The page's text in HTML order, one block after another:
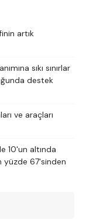
artık
sıkı sınırlar
destek
ve araçları
10'un altında
yüzde 67'sinden